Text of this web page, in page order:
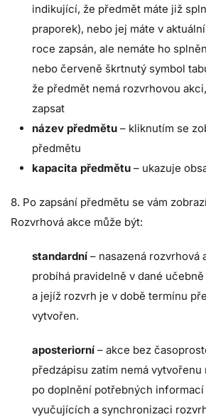
indikující, že předmět máte již
praporek), nebo jej máte v
roce zapsán, ale nemáte ho
nebo červeně škrtnutý symbol
že předmět nemá rozvrhovou
zapsat
název předmětu – kliknutím se
předmětu
kapacita předmětu – ukazuje
8. Po zapsání předmětu se vám
Rozvrhová akce může být:
standardní – nasazená rozvrhová
probíhá pravidelně v dané
a jejíž rozvrh je v době termínu
vytvořen.
aposteriorní – akce bez
předzápisu zatím nemá
po doplnění potřebných informací
vyučujících a synchronizaci